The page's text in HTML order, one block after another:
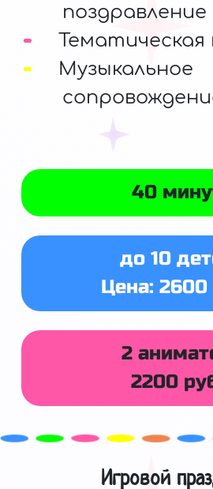
поздравление
Музыкальное
40
до 10
Цена: 2600
2
2200
Игровой